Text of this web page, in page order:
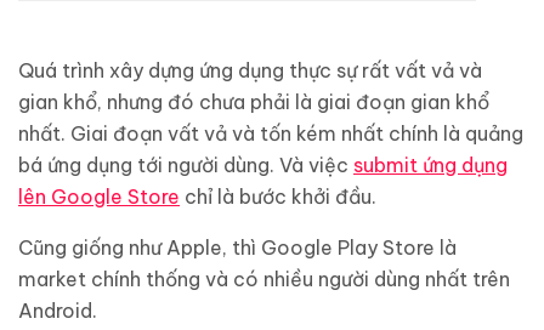
Quá trình xây dựng ứng dụng thực sự rất vất vả và
gian khổ, nhưng đó chưa phải là giai đoạn gian khổ
nhất. Giai đoạn vất vả và tốn kém nhất chính là quảng
bá ứng dụng tới người dùng. Và việc submit ứng dụng
lên Google Store chỉ là bước khởi đầu.
Cũng giống như Apple, thì Google Play Store là
market chính thống và có nhiều người dùng nhất trên
Android.